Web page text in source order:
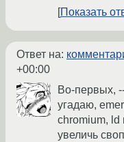
Показать
Ответ на:
+00:00
Во-первых,
угадаю,
chromium,
увеличь